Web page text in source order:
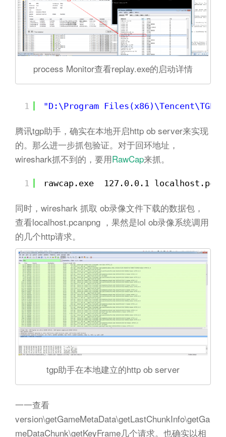
process Monitor查看replay.exe的启动详情
1 "D:\Program
腾讯tgp助手，确实在本地开启http ob server来实现
的。那么进一步抓包验证。对于回环地址，
wireshark抓不到的，要用RawCap来抓。
1 rawcap.exe  127.0.0.1
同时，wireshark 抓取 ob录像文件下载的数据包，
查看localhost.pcanpng ，果然是lol ob录像系统调用
的几个http请求。
tgp助手在本地建立的http ob server
一一查看
version\getGameMetaData\getLastChunkInfo\getGa
meDataChunk\getKeyFrame几个请求。也确实以相